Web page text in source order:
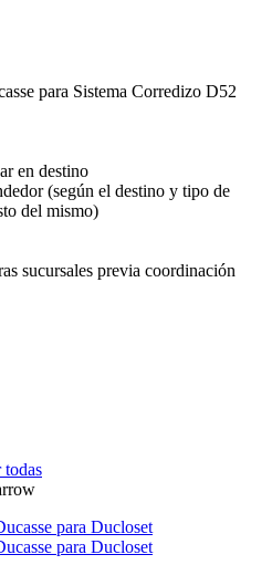
para Sistema Corredizo D52
en destino
(según el destino y tipo de
del mismo)
sucursales previa coordinación
todas